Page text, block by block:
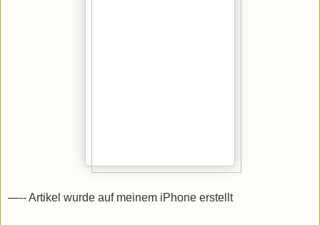
—-- Artikel wurde auf meinem iPhone erstellt